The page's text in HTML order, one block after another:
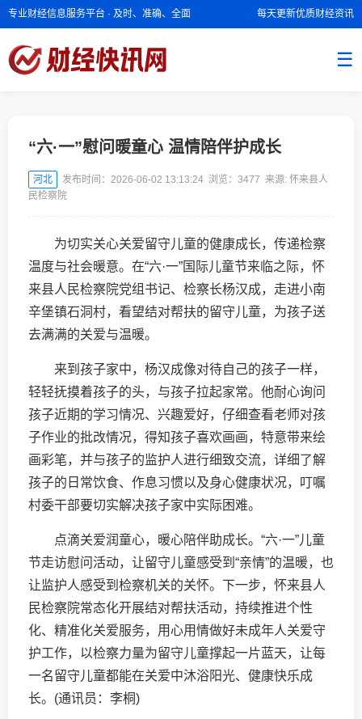
专业财经信息服务平台 · 及时、准确、全面 每天更新优质财经资讯
☰
“六·一”慰问暖童心 温情陪伴护成长
河北 发布时间：2026-06-02 13:13:24 浏览： 3477 来源: 怀来县人
民检察院
为切实关心关爱留守儿童的健康成长，传递检察
温度与社会暖意。在“六·一”国际儿童节来临之际，怀
来县人民检察院党组书记、检察长杨汉成，走进小南
辛堡镇石洞村，看望结对帮扶的留守儿童，为孩子送
去满满的关爱与温暖。
来到孩子家中，杨汉成像对待自己的孩子一样，
轻轻抚摸着孩子的头，与孩子拉起家常。他耐心询问
孩子近期的学习情况、兴趣爱好，仔细查看老师对孩
子作业的批改情况，得知孩子喜欢画画，特意带来绘
画彩笔，并与孩子的监护人进行细致交流，详细了解
孩子的日常饮食、作息习惯以及身心健康状况，叮嘱
村委干部要切实解决孩子家中实际困难。
点滴关爱润童心，暖心陪伴助成长。“六·一”儿童
节走访慰问活动，让留守儿童感受到“亲情”的温暖，也
让监护人感受到检察机关的关怀。下一步，怀来县人
民检察院常态化开展结对帮扶活动，持续推进个性
化、精准化关爱服务，用心用情做好未成年人关爱守
护工作，以检察力量为留守儿童撑起一片蓝天，让每
一名留守儿童都能在关爱中沐浴阳光、健康快乐成
长。(通讯员：李桐)